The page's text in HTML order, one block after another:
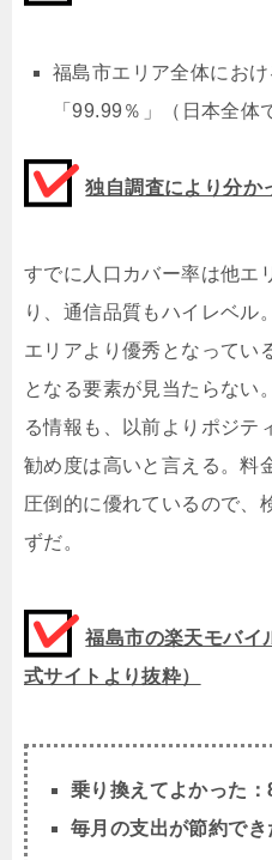
福島市エリア全体にお
「99.99％」（日本全体
独自調査により分か
すでに人口カバー率は他エ
り、通信品質もハイレベル
エリアより優秀となってい
となる要素が見当たらない
る情報も、以前よりポジテ
勧め度は高いと言える。料
圧倒的に優れているので、
ずだ。
福島市の楽天モバイ
式サイトより抜粋）
乗り換えてよかった：
毎月の支出が節約でき